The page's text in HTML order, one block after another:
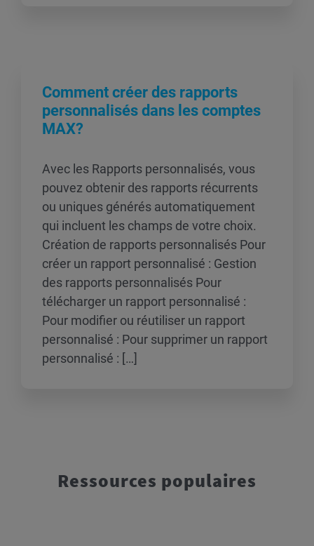
Comment créer des rapports
personnalisés dans les comptes
MAX?
Avec les Rapports personnalisés, vous
pouvez obtenir des rapports récurrents
ou uniques générés automatiquement
qui incluent les champs de votre choix.
Création de rapports personnalisés Pour
créer un rapport personnalisé : Gestion
des rapports personnalisés Pour
télécharger un rapport personnalisé :
Pour modifier ou réutiliser un rapport
personnalisé : Pour supprimer un rapport
personnalisé : […]
Ressources populaires